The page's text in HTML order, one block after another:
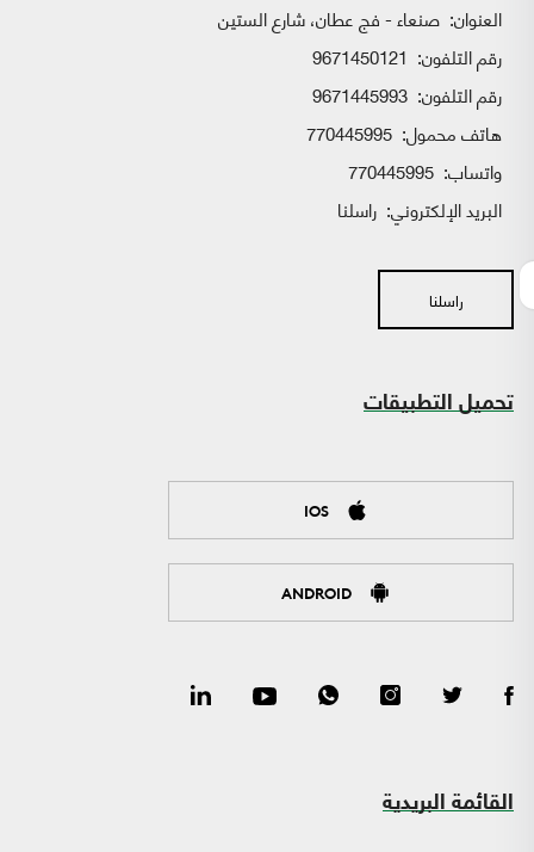
العنوان: صنعاء - فج عطان، شارع الستين
رقم التلفون: 9671450121
رقم التلفون: 9671445993
هاتف محمول: 770445995
واتساب:
البريد الإلكتروني: راسلنا
راسلنا
تحميل التطبيقات
IOS
ANDROID
القائمة البريدية